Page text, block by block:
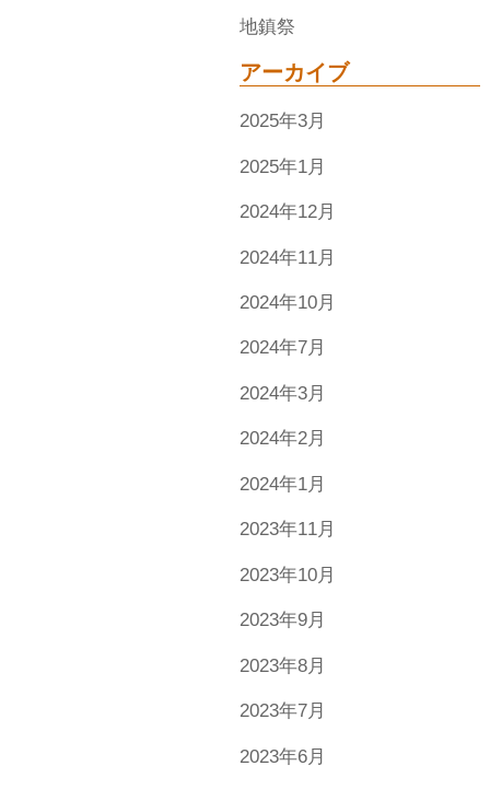
地鎮祭
アーカイブ
2025年3月
2025年1月
2024年12月
2024年11月
2024年10月
2024年7月
2024年3月
2024年2月
2024年1月
2023年11月
2023年10月
2023年9月
2023年8月
2023年7月
2023年6月